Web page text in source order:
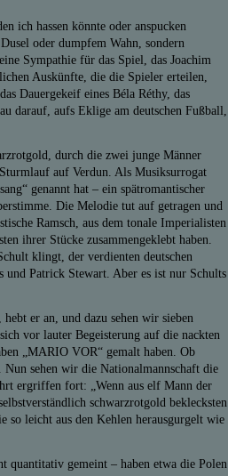
ich hassen könnte oder anspucken
oder dumpfem Wahn, sondern
Sympathie für das Spiel, das Joachim
Auskünfte, die die Spieler erteilen,
Dauergekeif eines Béla Réthy, das
darauf, aufs Eklige am deutschen Fußball,
durch die zwei junge Männer
auf Verdun. Als Musiksurrogat
genannt hat – ein spätromantischer
Die Melodie tut auf getragen und
Ramsch, aus dem tonale Imperialisten
ihrer Stücke zusammengeklebt haben.
klingt, der verdienten deutschen
Patrick Stewart. Aber es ist nur Schults
er an, und dazu sehen wir sieben
vor lauter Begeisterung auf die nackten
„MARIO VOR“ gemalt haben. Ob
sehen wir die Nationalmannschaft die
ergriffen fort: „Wenn aus elf Mann der
schwarzrotgold beklecksten
so leicht aus den Kehlen herausgurgelt wie
gemeint – haben etwa die Polen